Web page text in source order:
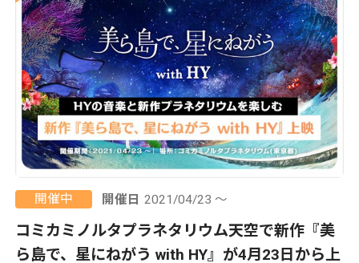
開催中 開催日 2021/04/23 ～
コミカミノルタプラネタリウム天空で新作『美
ら島で、星にねがう with HY』が4月23日から上